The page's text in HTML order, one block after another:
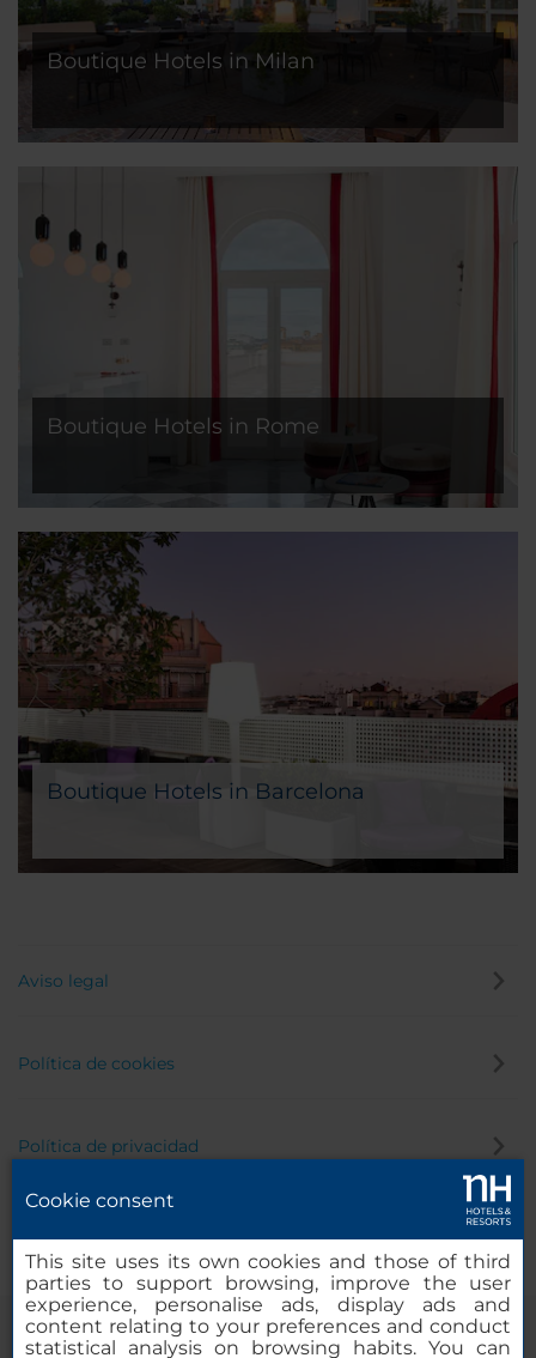
Boutique Hotels in Milan
Boutique Hotels in Rome
Boutique Hotels in Barcelona
Aviso legal
Política de cookies
Política de privacidad
Cookie consent
This site uses its own cookies and those of third
parties to support browsing, improve the user
experience, personalise ads, display ads and
content relating to your preferences and conduct
statistical analysis on browsing habits. You can